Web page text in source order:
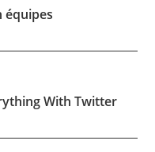
équipes
With Twitter